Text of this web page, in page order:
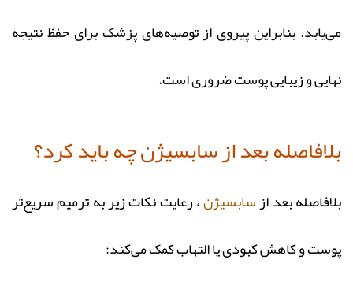
می‌یابد. بنابراین پیروی از توصیه‌های پزشک برای حفظ نتیجه
نهایی و زیبایی پوست ضروری است.
بلافاصله بعد از سابسیژن چه باید کرد؟
بلافاصله بعد ازسابسیژن، رعایت نکات زیر به ترمیم سریع‌تر
پوست و کاهش کبودی یا التهاب کمک می‌کند: